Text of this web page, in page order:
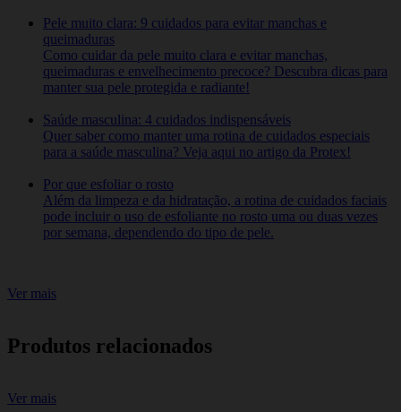
Pele muito clara: 9 cuidados para evitar manchas e
queimaduras
Como cuidar da pele muito clara e evitar manchas,
queimaduras e envelhecimento precoce? Descubra dicas para
manter sua pele protegida e radiante!
Saúde masculina: 4 cuidados indispensáveis
Quer saber como manter uma rotina de cuidados especiais
para a saúde masculina? Veja aqui no artigo da Protex!
Por que esfoliar o rosto
Além da limpeza e da hidratação, a rotina de cuidados faciais
pode incluir o uso de esfoliante no rosto uma ou duas vezes
por semana, dependendo do tipo de pele.
Ver mais
Produtos relacionados
Ver mais